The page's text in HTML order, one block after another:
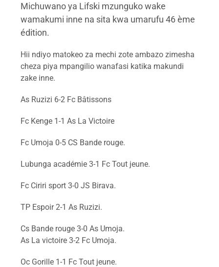
Michuwano ya Lifski mzunguko wake
wamakumi inne na sita kwa umarufu 46 ème
édition.
Hii ndiyo matokeo za mechi zote ambazo zimesha
cheza piya mpangilio wanafasi katika makundi
zake inne.
As Ruzizi 6-2 Fc Bâtissons
Fc Kenge 1-1 As La Victoire
Fc Umoja 0-5 CS Bande rouge.
Lubunga académie 3-1 Fc Tout jeune.
Fc Ciriri sport 3-0 JS Birava.
TP Espoir 2-1 As Ruzizi.
Cs Bande rouge 3-0 As Umoja.
As La victoire 3-2 Fc Umoja.
Oc Gorille 1-1 Fc Tout jeune.